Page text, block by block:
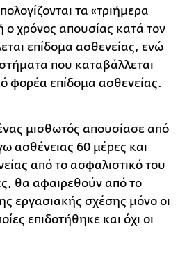
τα «τριήμερα
ο χρόνος απουσίας κατά τον
επίδομα ασθενείας, ενώ
που καταβάλλεται
φορέα επίδομα ασθενείας.
μισθωτός απουσίασε από
ασθένειας 60 μέρες και
από το ασφαλιστικό του
θα αφαιρεθούν από το
εργασιακής σχέσης μόνο οι
επιδοτήθηκε και όχι οι